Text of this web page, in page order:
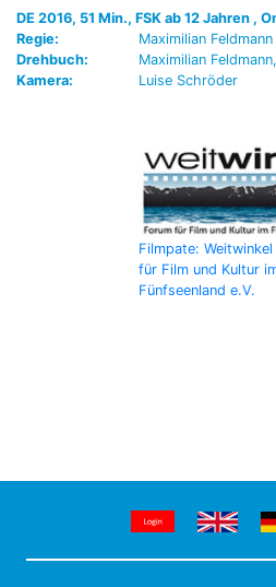
DE 2016, 51 Min., FSK ab 12 Jahren ,
Regie:
Maximilian Feldmann
Drehbuch:
Maximilian
Kamera:
Luise Schröder
Filmpate:
für Film und Kultur
Fünfseenland e.V.